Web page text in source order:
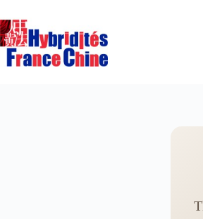
au
contenu